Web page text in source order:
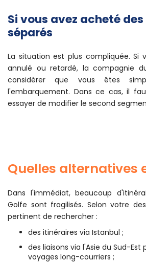
Si vous avez acheté
séparés
La situation est plus compliquée. Si
annulé ou retardé, la compagnie
considérer que vous êtes
l'embarquement. Dans ce cas, il
essayer de modifier le second
Quelles alternatives
Dans l'immédiat, beaucoup
Golfe sont fragilisés. Selon votre
pertinent de rechercher :
des itinéraires via Istanbul ;
des liaisons via l'Asie du Sud-Est
voyages long-courriers ;